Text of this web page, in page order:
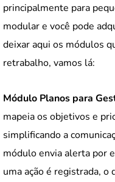
principalmente para
modular e você pode
deixar aqui os módulos
retrabalho, vamos lá:
Módulo Planos para
mapeia os objetivos e
simplificando a
módulo envia alerta por
uma ação é registrada,